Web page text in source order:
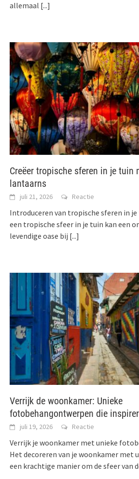
allemaal [...]
Creëer tropische sferen in je tuin
lantaarns
juli 21, 2026 Reactie
Introduceren van tropische sferen in
een tropische sfeer in je tuin kan een
levendige oase bij [...]
Verrijk de woonkamer: Unieke
fotobehangontwerpen die
juli 19, 2026 Reactie
Verrijk je woonkamer met unieke
Het decoreren van je woonkamer met
een krachtige manier om de sfeer van